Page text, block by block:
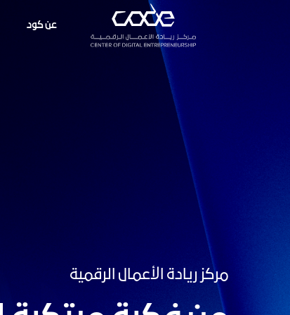
عن كود
مركز ريادة الأعمال الرقمية